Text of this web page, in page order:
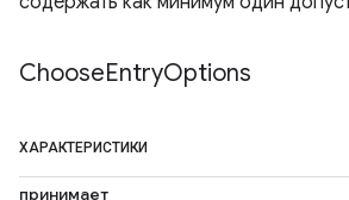
ChooseEntryOptions
ХАРАКТЕРИСТИКИ
принимает